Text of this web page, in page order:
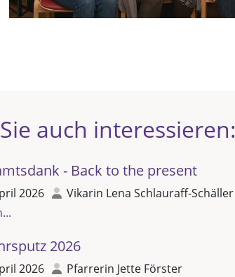
auch interessieren:
- Back to the present
2026
Vikarin Lena Schlauraff-Schäller
2026
2026
Pfarrerin Jette Förster